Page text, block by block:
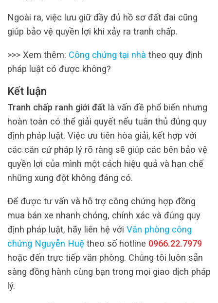
Ngoài ra, việc lưu giữ đầy đủ hồ sơ đất đai cũng
giúp bảo vệ quyền lợi khi xảy ra tranh chấp.
>>> Xem thêm: Công chứng tại nhà theo quy định
pháp luật có được không?
Kết luận
Tranh chấp ranh giới đất là vấn đề phổ biến nhưng
hoàn toàn có thể giải quyết nếu tuân thủ đúng quy
định pháp luật. Việc ưu tiên hòa giải, kết hợp với
các căn cứ pháp lý rõ ràng sẽ giúp các bên bảo vệ
quyền lợi của mình một cách hiệu quả và hạn chế
những xung đột không đáng có.
Để được tư vấn và hỗ trợ công chứng hợp đồng
mua bán xe nhanh chóng, chính xác và đúng quy
định pháp luật, hãy liên hệ với Văn phòng công
chứng Nguyễn Huệ theo số hotline 0966.22.7979
hoặc đến trực tiếp văn phòng. Chúng tôi luôn sẵn
sàng đồng hành cùng bạn trong mọi giao dịch pháp
lý.